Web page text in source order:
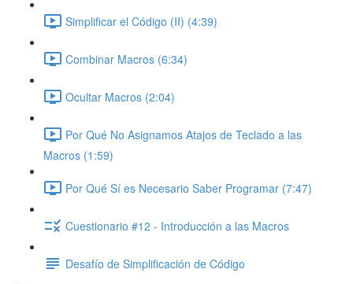
Simplificar el Código (II) (4:39)
Combinar Macros (6:34)
Ocultar Macros (2:04)
Por Qué No Asignamos Atajos de Teclado a las
Macros (1:59)
Por Qué Sí es Necesario Saber Programar (7:47)
Cuestionario #12 - Introducción a las Macros
Desafío de Simplificación de Código